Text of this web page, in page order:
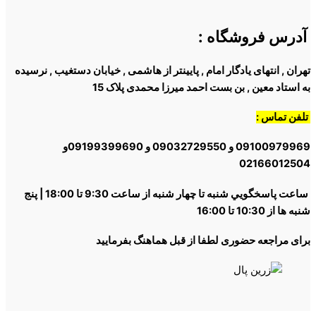
آدرس فروشگاه :
تهران , انتهای یادگار امام , پایینتر از هاشمی , خیابان دستغیب , نرسیده
به استاد معین , بن بست احمد میرزا محمدی پلاک 15
تلفن تماس :
09100979969 و 09032729550 و 09199399690و
02166012504
ساعت پاسخگويي شنبه تا چهار شنبه از ساعت 9:30 تا 18:00 | پنج
شنبه ها از 10:30 تا 16:00
برای مراجعه حضوری لطفا از قبل هماهنگ بفرمایید